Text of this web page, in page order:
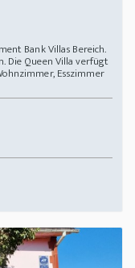
Bank Villas Bereich.
Die Queen Villa verfügt
Esszimmer